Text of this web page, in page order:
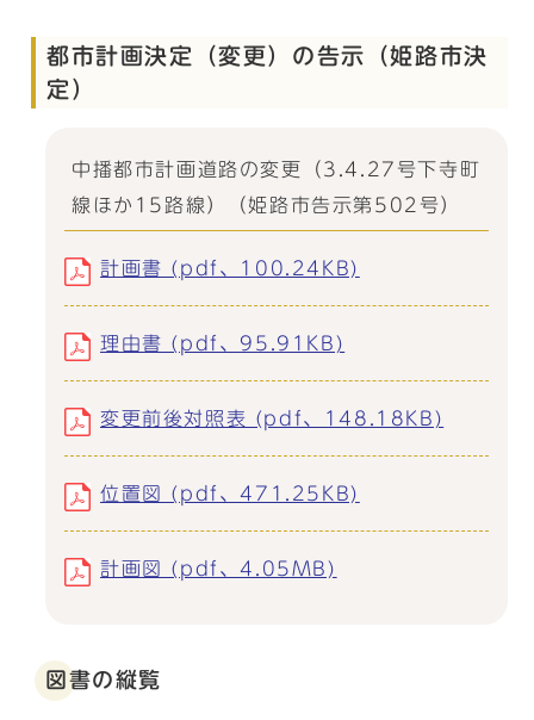
都市計画決定（変更）の告示（姫路市決
定）
中播都市計画道路の変更（3.4.27号下寺町
線ほか15路線）（姫路市告示第502号）
計画書 (pdf、100.24KB)
理由書 (pdf、95.91KB)
変更前後対照表 (pdf、148.18KB)
位置図 (pdf、471.25KB)
計画図 (pdf、4.05MB)
図書の縦覧